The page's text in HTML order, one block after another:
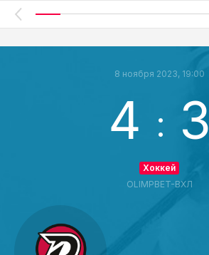
8 ноября 2023, 19:00
4 : 3
Хоккей
OLIMPBET-ВХЛ